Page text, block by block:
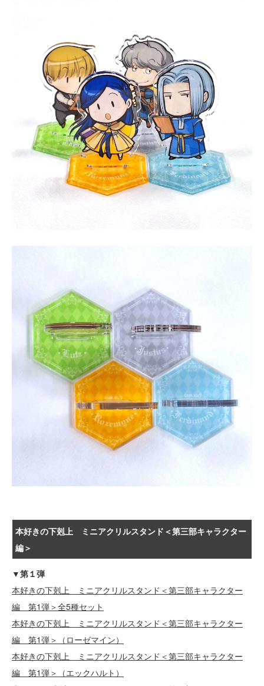
本好きの下剋上 ミニアクリルスタンド＜第三部キャラクター
編＞
▼第１弾
本好きの下剋上 ミニアクリルスタンド＜第三部キャラクター
編 第1弾＞全5種セット
本好きの下剋上 ミニアクリルスタンド＜第三部キャラクター
編 第1弾＞（ローゼマイン）
本好きの下剋上 ミニアクリルスタンド＜第三部キャラクター
編 第1弾＞（エックハルト）